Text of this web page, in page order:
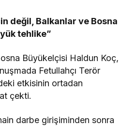
değil, Balkanlar ve Bosna
tehlike”
Büyükelçisi Haldun Koç,
Fetullahçı Terör
etkisinin ortadan
çekti.
darbe girişiminden sonra